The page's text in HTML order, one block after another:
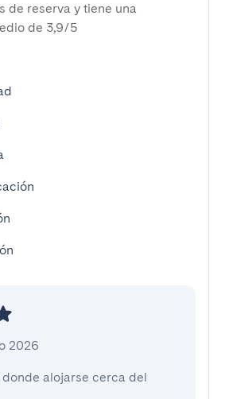
de reserva y tiene una
de 3,9/5
2026
alojarse cerca del